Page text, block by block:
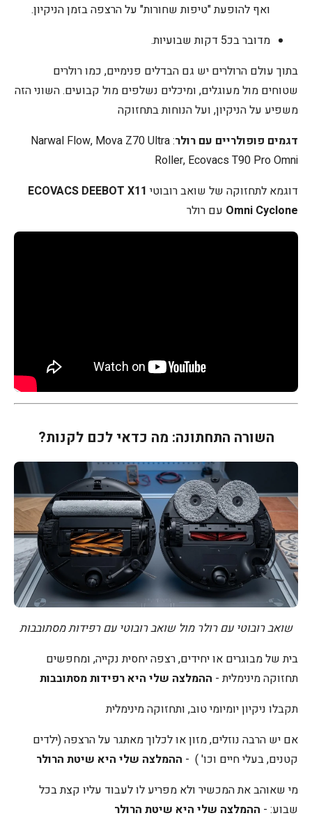
ואף להופעת "טיפות שחורות" על הרצפה בזמן הניקיון.
מדובר בכ5 דקות שבועיות.
בתוך עולם הרולרים יש גם הבדלים פנימיים, כמו רולרים
שטוחים מול מעוגלים, ומיכלים נשלפים מול קבועים. השוני הזה
משפיע על הניקיון, ועל הנוחות בתחזוקה
דגמים פופולריים עם רולר : Narwal Flow, Mova Z70 Ultra
Roller, Ecovacs T90 Pro Omni
דוגמא לתחזוקה של שואב רובוטי ECOVACS DEEBOT X11
Omni Cyclone עם רולר
השורה התחתונה: מה כדאי לכם לקנות?
שואב רובוטי עם רולר מול שואב רובוטי עם רפידות מסתובבות
בית של מבוגרים או יחידים, רצפה יחסית נקייה, ומחפשים
תחזוקה מינימלית - ההמלצה שלי היא רפידות מסתובבות
תקבלו ניקיון יומיומי טוב, ותחזוקה מינימלית
אם יש הרבה נוזלים, מזון או לכלוך מאתגר על הרצפה (ילדים
קטנים, בעלי חיים וכו' ) - ההמלצה שלי היא שיטת הרולר
מי שאוהב את המכשיר ולא מפריע לו לעבוד עליו קצת בכל
שבוע: - ההמלצה שלי היא שיטת הרולר